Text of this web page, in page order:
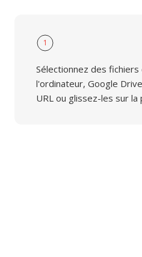
1
Sélectionnez des fichiers
l'ordinateur, Google
URL ou glissez-les sur la